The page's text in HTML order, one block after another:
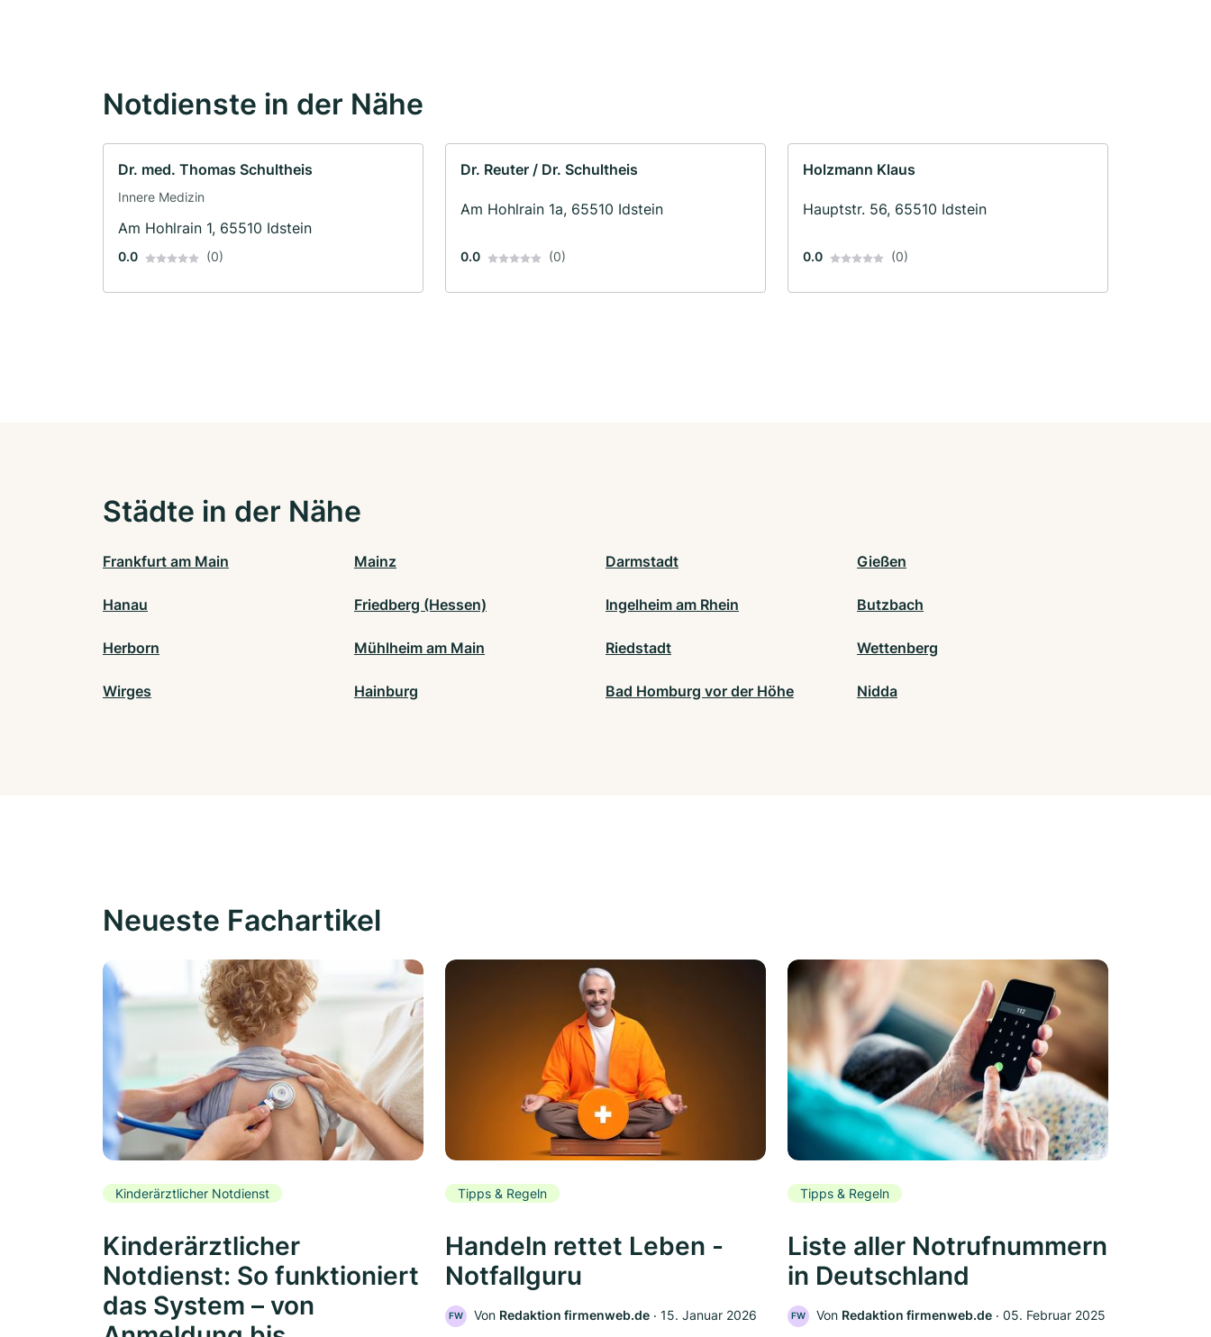
Notdienste in der Nähe
Dr. med. Thomas Schultheis
Innere Medizin
Am Hohlrain 1, 65510 Idstein
0.0 (0)
Dr. Reuter / Dr. Schultheis
Am Hohlrain 1a, 65510 Idstein
0.0 (0)
Holzmann Klaus
Hauptstr. 56, 65510 Idstein
0.0 (0)
Städte in der Nähe
Frankfurt am Main Mainz Darmstadt Gießen
Hanau Friedberg (Hessen) Ingelheim am Rhein Butzbach
Herborn Mühlheim am Main Riedstadt Wettenberg
Wirges Hainburg Bad Homburg vor der Höhe Nidda
Neueste Fachartikel
Kinderärztlicher Notdienst
Kinderärztlicher
Notdienst: So funktioniert
das System – von
Tipps & Regeln
Handeln rettet Leben -
Notfallguru
FW Von Redaktion firmenweb.de ‧ 15. Januar 2026
Tipps & Regeln
Liste aller Notrufnummern
in Deutschland
FW Von Redaktion firmenweb.de ‧ 05. Februar 2025